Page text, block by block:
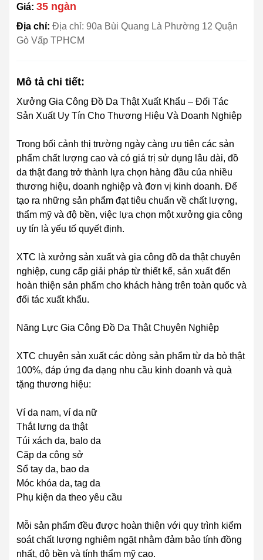
Giá: 35 ngàn
Địa chỉ: Địa chỉ: 90a Bùi Quang Là Phường 12 Quận
Gò Vấp TPHCM
Mô tả chi tiết:
Xưởng Gia Công Đồ Da Thật Xuất Khẩu – Đối Tác
Sản Xuất Uy Tín Cho Thương Hiệu Và Doanh Nghiệp
Trong bối cảnh thị trường ngày càng ưu tiên các sản
phẩm chất lượng cao và có giá trị sử dụng lâu dài, đồ
da thật đang trở thành lựa chọn hàng đầu của nhiều
thương hiệu, doanh nghiệp và đơn vị kinh doanh. Để
tạo ra những sản phẩm đạt tiêu chuẩn về chất lượng,
thẩm mỹ và độ bền, việc lựa chọn một xưởng gia công
uy tín là yếu tố quyết định.
XTC là xưởng sản xuất và gia công đồ da thật chuyên
nghiệp, cung cấp giải pháp từ thiết kế, sản xuất đến
hoàn thiện sản phẩm cho khách hàng trên toàn quốc và
đối tác xuất khẩu.
Năng Lực Gia Công Đồ Da Thật Chuyên Nghiệp
XTC chuyên sản xuất các dòng sản phẩm từ da bò thật
100%, đáp ứng đa dạng nhu cầu kinh doanh và quà
tặng thương hiệu:
Ví da nam, ví da nữ
Thắt lưng da thật
Túi xách da, balo da
Cặp da công sở
Sổ tay da, bao da
Móc khóa da, tag da
Phụ kiện da theo yêu cầu
Mỗi sản phẩm đều được hoàn thiện với quy trình kiểm
soát chất lượng nghiêm ngặt nhằm đảm bảo tính đồng
nhất, độ bền và tính thẩm mỹ cao.